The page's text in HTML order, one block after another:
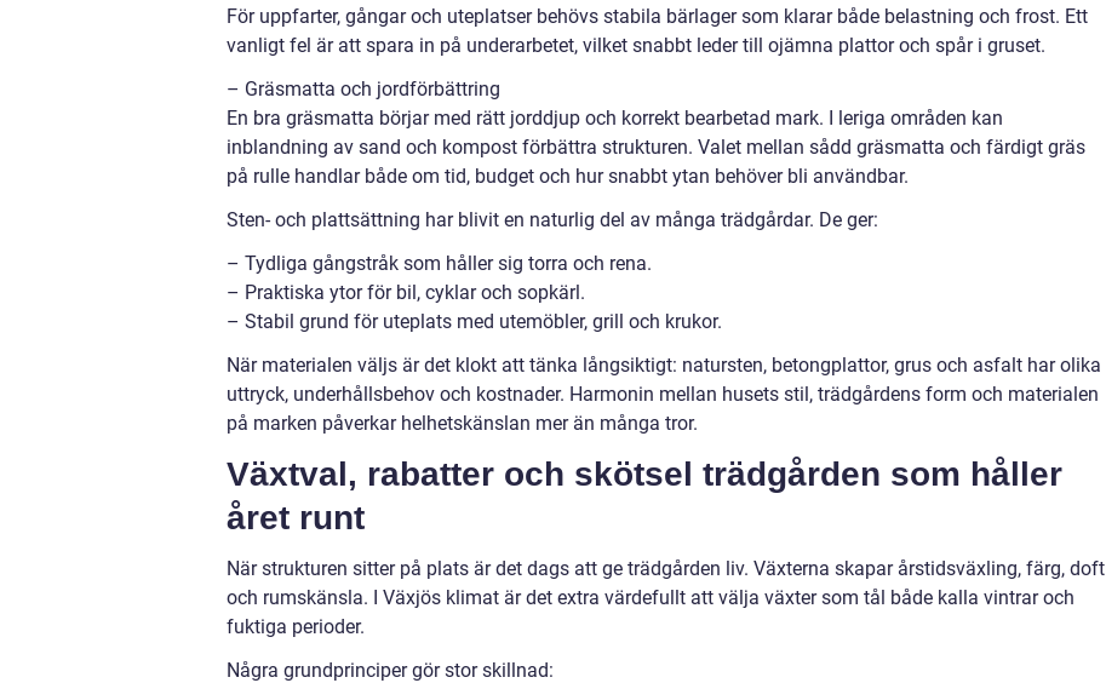
För uppfarter, gångar och uteplatser behövs stabila bärlager som klarar både belastning och frost. Ett
vanligt fel är att spara in på underarbetet, vilket snabbt leder till ojämna plattor och spår i gruset.
– Gräsmatta och jordförbättring
En bra gräsmatta börjar med rätt jorddjup och korrekt bearbetad mark. I leriga områden kan
inblandning av sand och kompost förbättra strukturen. Valet mellan sådd gräsmatta och färdigt gräs
på rulle handlar både om tid, budget och hur snabbt ytan behöver bli användbar.
Sten- och plattsättning har blivit en naturlig del av många trädgårdar. De ger:
– Tydliga gångstråk som håller sig torra och rena.
– Praktiska ytor för bil, cyklar och sopkärl.
– Stabil grund för uteplats med utemöbler, grill och krukor.
När materialen väljs är det klokt att tänka långsiktigt: natursten, betongplattor, grus och asfalt har olika
uttryck, underhållsbehov och kostnader. Harmonin mellan husets stil, trädgårdens form och materialen
på marken påverkar helhetskänslan mer än många tror.
Växtval, rabatter och skötsel trädgården som håller
året runt
När strukturen sitter på plats är det dags att ge trädgården liv. Växterna skapar årstidsväxling, färg, doft
och rumskänsla. I Växjös klimat är det extra värdefullt att välja växter som tål både kalla vintrar och
fuktiga perioder.
Några grundprinciper gör stor skillnad: